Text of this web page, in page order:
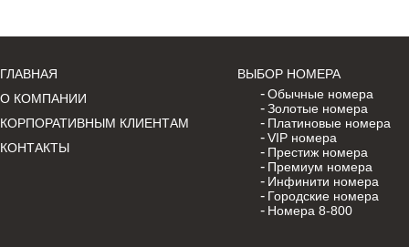
ГЛАВНАЯ
О КОМПАНИИ
КОРПОРАТИВНЫМ КЛИЕНТАМ
КОНТАКТЫ
ВЫБОР НОМЕРА
Обычные номера
Золотые номера
Платиновые номера
VIP номера
Престиж номера
Премиум номера
Инфинити номера
Городские номера
Номера 8-800